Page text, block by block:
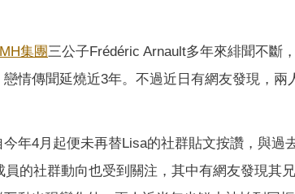
集團三公子Frédéric Arnault多年來緋聞不斷
情傳聞延燒近3年。不過近日有網友發現，兩
年4月起便未再替Lisa的社群貼文按讚，與過
的社群動向也受到關注，其中有網友發現其